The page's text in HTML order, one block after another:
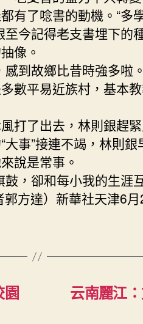
有了唸書的動機。“多
至今記得老支書埋下的
像。
到故鄉比昔時強多啦
數平易近族村，基本
了出去，林則銀趕緊
事”接連不竭，林則銀
說是常事。
，卻和每小我的生涯
達）新華社天津6月
園
云南麗江